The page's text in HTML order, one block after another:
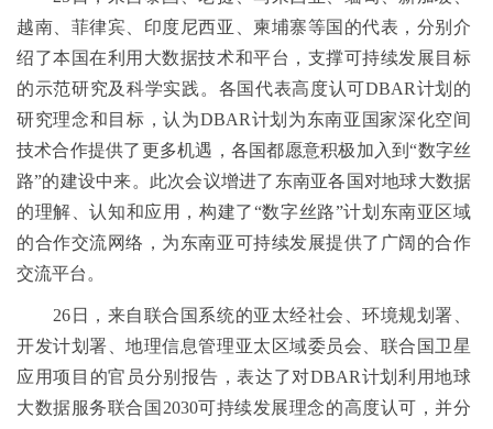
越南、菲律宾、印度尼西亚、柬埔寨等国的代表，分别介
绍了本国在利用大数据技术和平台，支撑可持续发展目标
的示范研究及科学实践。各国代表高度认可DBAR计划的
研究理念和目标，认为DBAR计划为东南亚国家深化空间
技术合作提供了更多机遇，各国都愿意积极加入到“数字丝
路”的建设中来。此次会议增进了东南亚各国对地球大数据
的理解、认知和应用，构建了“数字丝路”计划东南亚区域
的合作交流网络，为东南亚可持续发展提供了广阔的合作
交流平台。
26日，来自联合国系统的亚太经社会、环境规划署、
开发计划署、地理信息管理亚太区域委员会、联合国卫星
应用项目的官员分别报告，表达了对DBAR计划利用地球
大数据服务联合国2030可持续发展理念的高度认可，并分